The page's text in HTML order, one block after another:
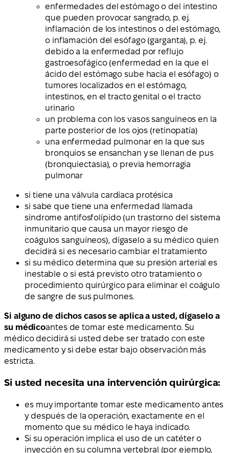
enfermedades del estómago o del intestino
que pueden provocar sangrado, p. ej.
inflamación de los intestinos o del estómago,
o inflamación del esófago (garganta), p. ej.
debido a la enfermedad por reflujo
gastroesofágico (enfermedad en la que el
ácido del estómago sube hacia el esófago) o
tumores localizados en el estómago,
intestinos, en el tracto genital o el tracto
urinario
un problema con los vasos sanguíneos en la
parte posterior de los ojos (retinopatía)
una enfermedad pulmonar en la que sus
bronquios se ensanchan y se llenan de pus
(bronquiectasia), o previa hemorragia
pulmonar
si tiene una válvula cardíaca protésica
si sabe que tiene una enfermedad llamada
síndrome antifosfolípido (un trastorno del sistema
inmunitario que causa un mayor riesgo de
coágulos sanguíneos), dígaselo a su médico quien
decidirá si es necesario cambiar el tratamiento
si su médico determina que su presión arterial es
inestable o si está previsto otro tratamiento o
procedimiento quirúrgico para eliminar el coágulo
de sangre de sus pulmones.
Si alguno de dichos casos se aplica a usted, dígaselo a
su médicoantes de tomar este medicamento. Su
médico decidirá si usted debe ser tratado con este
medicamento y si debe estar bajo observación más
estricta.
Si usted necesita una intervención quirúrgica:
es muy importante tomar este medicamento antes
y después de la operación, exactamente en el
momento que su médico le haya indicado.
Si su operación implica el uso de un catéter o
inyección en su columna vertebral (por ejemplo,